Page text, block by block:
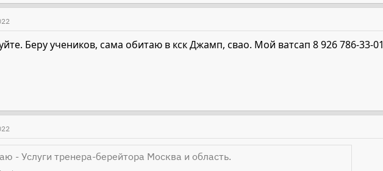
Беру учеников, сама обитаю в кск Джамп, свао. Мой ватсап 8 926 786-33-01
- Услуги тренера-берейтора Москва и область.